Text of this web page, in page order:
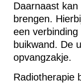
Daarnaast
brengen.
een
buikwand. De
opvangzakje.
Radiotherapie